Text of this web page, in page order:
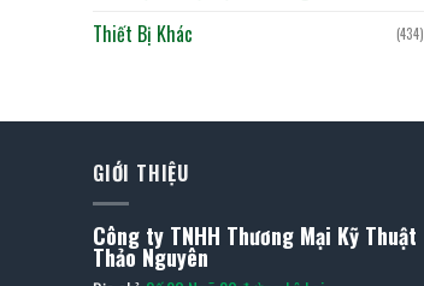
Thiết Bị Khác (434)
GIỚI THIỆU
Công ty TNHH Thương Mại Kỹ Thuật
Thảo Nguyên